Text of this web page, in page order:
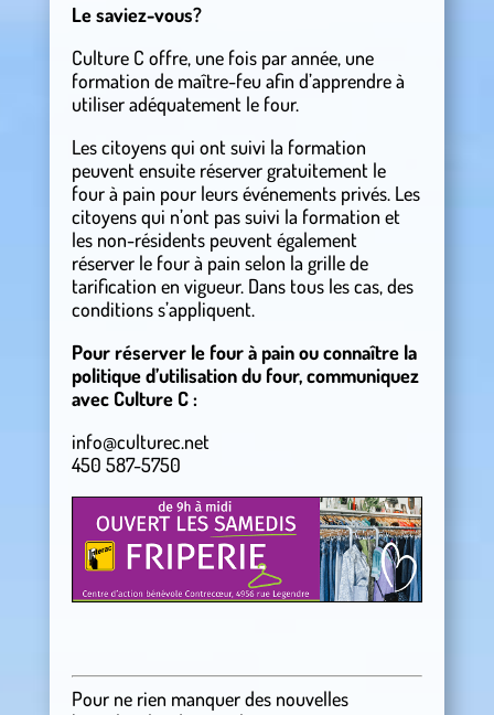
Le saviez-vous?
Culture C offre, une fois par année, une
formation de maître-feu afin d’apprendre à
utiliser adéquatement le four.
Les citoyens qui ont suivi la formation
peuvent ensuite réserver gratuitement le
four à pain pour leurs événements privés. Les
citoyens qui n’ont pas suivi la formation et
les non-résidents peuvent également
réserver le four à pain selon la grille de
tarification en vigueur. Dans tous les cas, des
conditions s’appliquent.
Pour réserver le four à pain ou connaître la
politique d’utilisation du four, communiquez
avec Culture C :
info@culturec.net
450 587-5750
Pour ne rien manquer des nouvelles